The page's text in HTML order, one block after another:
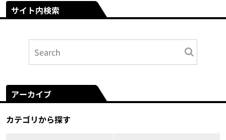
サイト内検索
アーカイブ
カテゴリから探す